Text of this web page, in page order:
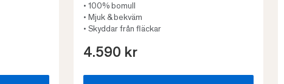
• 100% bomull
• Mjuk & bekväm
• Skyddar från fläckar
4.590 kr